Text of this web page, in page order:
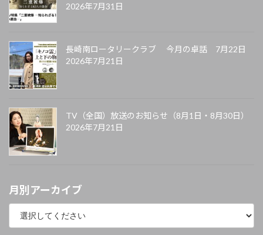
2026年7月31日
長崎南ロータリークラブ 今月の卓話 7月22日
2026年7月21日
TV（全国）放送のお知らせ（8月1日・8月30日）
2026年7月21日
月別アーカイブ